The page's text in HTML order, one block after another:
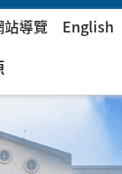
站導覽 English